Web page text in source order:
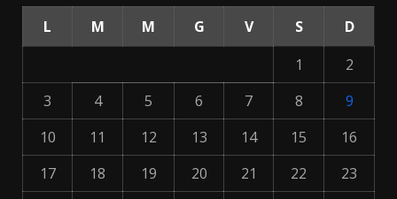
L M M G V S
D
1
2
3
4 5 6 7 8
9
10
11 12 13 14 15
16
17
18 19 20 21 22
23